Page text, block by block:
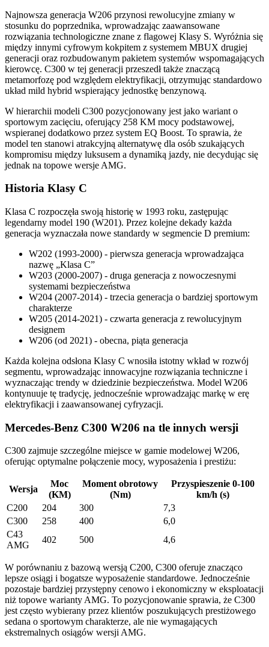
Najnowsza generacja W206 przynosi rewolucyjne zmiany w
stosunku do poprzednika, wprowadzając zaawansowane
rozwiązania technologiczne znane z flagowej Klasy S. Wyróżnia się
między innymi cyfrowym kokpitem z systemem MBUX drugiej
generacji oraz rozbudowanym pakietem systemów wspomagających
kierowcę. C300 w tej generacji przeszedł także znaczącą
metamorfozę pod względem elektryfikacji, otrzymując standardowo
układ mild hybrid wspierający jednostkę benzynową.
W hierarchii modeli C300 pozycjonowany jest jako wariant o
sportowym zacięciu, oferujący 258 KM mocy podstawowej,
wspieranej dodatkowo przez system EQ Boost. To sprawia, że
model ten stanowi atrakcyjną alternatywę dla osób szukających
kompromisu między luksusem a dynamiką jazdy, nie decydując się
jednak na topowe wersje AMG.
Historia Klasy C
Klasa C rozpoczęła swoją historię w 1993 roku, zastępując
legendarny model 190 (W201). Przez kolejne dekady każda
generacja wyznaczała nowe standardy w segmencie D premium:
W202 (1993-2000) - pierwsza generacja wprowadzająca
nazwę „Klasa C”
W203 (2000-2007) - druga generacja z nowoczesnymi
systemami bezpieczeństwa
W204 (2007-2014) - trzecia generacja o bardziej sportowym
charakterze
W205 (2014-2021) - czwarta generacja z rewolucyjnym
designem
W206 (od 2021) - obecna, piąta generacja
Każda kolejna odsłona Klasy C wnosiła istotny wkład w rozwój
segmentu, wprowadzając innowacyjne rozwiązania techniczne i
wyznaczając trendy w dziedzinie bezpieczeństwa. Model W206
kontynuuje tę tradycję, jednocześnie wprowadzając markę w erę
elektryfikacji i zaawansowanej cyfryzacji.
Mercedes-Benz C300 W206 na tle innych wersji
C300 zajmuje szczególne miejsce w gamie modelowej W206,
oferując optymalne połączenie mocy, wyposażenia i prestiżu:
Wersja
Moc
(KM)
Moment obrotowy
(Nm)
Przyspieszenie 0-100
km/h (s)
C200
204 300
7,3
C300
258 400
6,0
C43
AMG
402 500 4,6
W porównaniu z bazową wersją C200, C300 oferuje znacząco
lepsze osiągi i bogatsze wyposażenie standardowe. Jednocześnie
pozostaje bardziej przystępny cenowo i ekonomiczny w eksploatacji
niż topowe warianty AMG. To pozycjonowanie sprawia, że C300
jest często wybierany przez klientów poszukujących prestiżowego
sedana o sportowym charakterze, ale nie wymagających
ekstremalnych osiągów wersji AMG.